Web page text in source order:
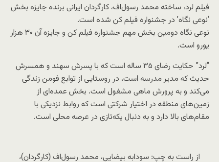
فیلم لرد، ساخته محمد رسول‌اف، کارگردان ایرانی برنده جایزه بخش
‘نوعی نگاه’ در جشنواره فیلم کن شده است.
نوعی نگاه دومین بخش مهم جشنواره فیلم کن و جایزه آن ۳۰ هزار
یورو است.
“لرد” حکایت رضای ٣۵ ساله است که با پسرش سهند و همسرش
حدیث که مدیر مدرسه است، در روستایی از توابع فومن زندگی
می‌کند و به پرورش ماهی مشغول است. بخش عمده‌ای از
زمین‌های منطقه در اختیار شرکتی است که روابط نزدیکی با
مقام‌های بالا دارد و به دنبال یکه‌تازی در عرصه محلی است.
از راست به چپ: سودابه بیضایی، محمد رسول‌اف (کارگردان)،